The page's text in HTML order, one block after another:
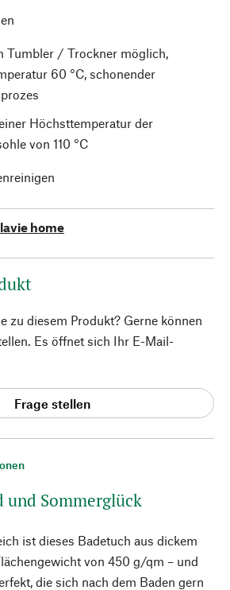
und Sommerglück
ist dieses Badetuch aus dickem
von 450 g/qm – und
die sich nach dem Baden gern
Tumbler / Trockner möglich,
60 °C, schonender
Höchsttemperatur der
von 110 °C
lavie home
zu diesem Produkt? Gerne können
Es öffnet sich Ihr E-Mail-
Frage stellen